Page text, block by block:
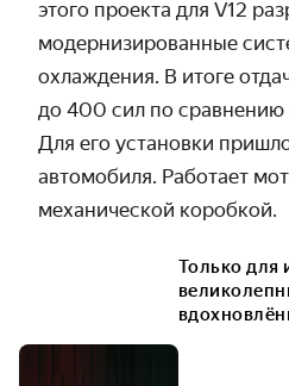
этого проекта для V12
модернизированные
охлаждения. В итоге
до 400 сил по сравнению
Для его установки
автомобиля. Работает
механической коробкой.
Только для